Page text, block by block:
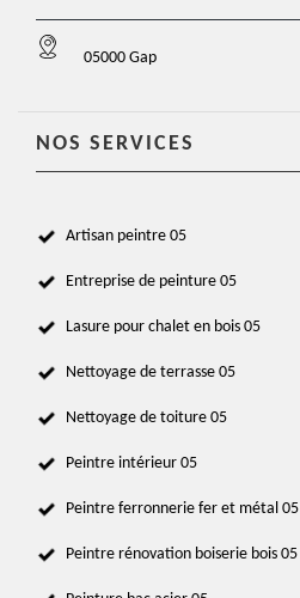
05000 Gap
NOS SERVICES
Artisan peintre 05
Entreprise de peinture 05
Lasure pour chalet en bois 05
Nettoyage de terrasse 05
Nettoyage de toiture 05
Peintre intérieur 05
Peintre ferronnerie fer et métal 05
Peintre rénovation boiserie bois 05